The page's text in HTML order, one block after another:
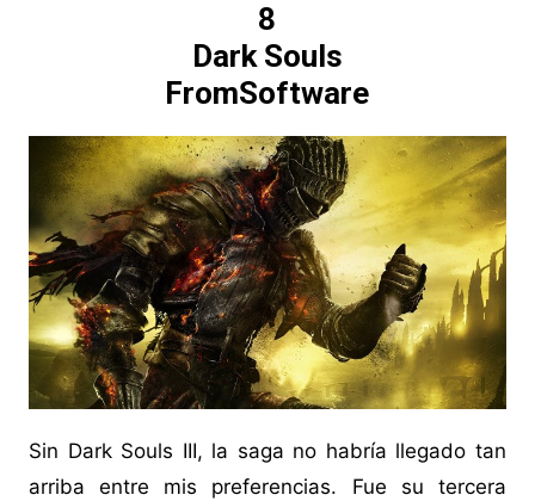
8
Dark Souls
FromSoftware
Sin Dark Souls III, la saga no habría llegado tan
arriba entre mis preferencias. Fue su tercera